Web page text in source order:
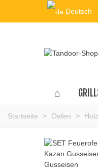
Deutsch
Startseite > Oefen >